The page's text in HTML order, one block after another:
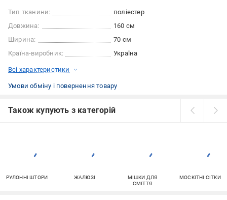
Тип тканини:
поліестер
Довжина:
160 см
Ширина:
70 см
Країна-виробник:
Україна
Всі характеристики
Умови обміну і повернення товару
Також купують з категорій
РУЛОННІ ШТОРИ ЖАЛЮЗІ
МІШКИ ДЛЯ
СМІТТЯ
МОСКІТНІ СІТКИ